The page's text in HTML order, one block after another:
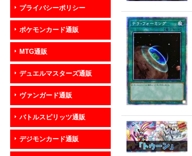
プライバシーポリシー
ポケモンカード通販
MTG通販
デュエルマスターズ通販
ヴァンガード通販
バトルスピリッツ通販
デジモンカード通販